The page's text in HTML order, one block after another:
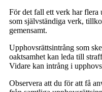
För det fall ett verk har flera
som självständiga verk,
gemensamt.
Upphovsrättsintrång som
oaktsamhet kan leda till
Vidare kan intrång i
Observera att du för att få